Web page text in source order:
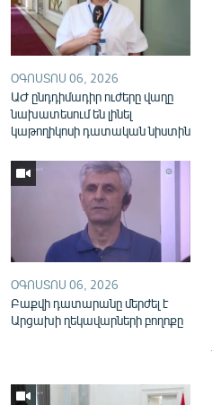
English
Русский
ՀԵՏԵՎԵՔ ՄԵԶ
«Ազատության» բոլոր
ՕԳՈՍՏՈՍ 06, 2026
ԱԺ ընդդիմադիր ուժերը վաղը
նախատեսում են լինել
կաթողիկոսի դատական նիստին
ՕԳՈՍՏՈՍ 06, 2026
Բաքվի դատարանը մերժել է
Արցախի ղեկավարների բողոքը